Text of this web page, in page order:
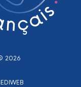
2026